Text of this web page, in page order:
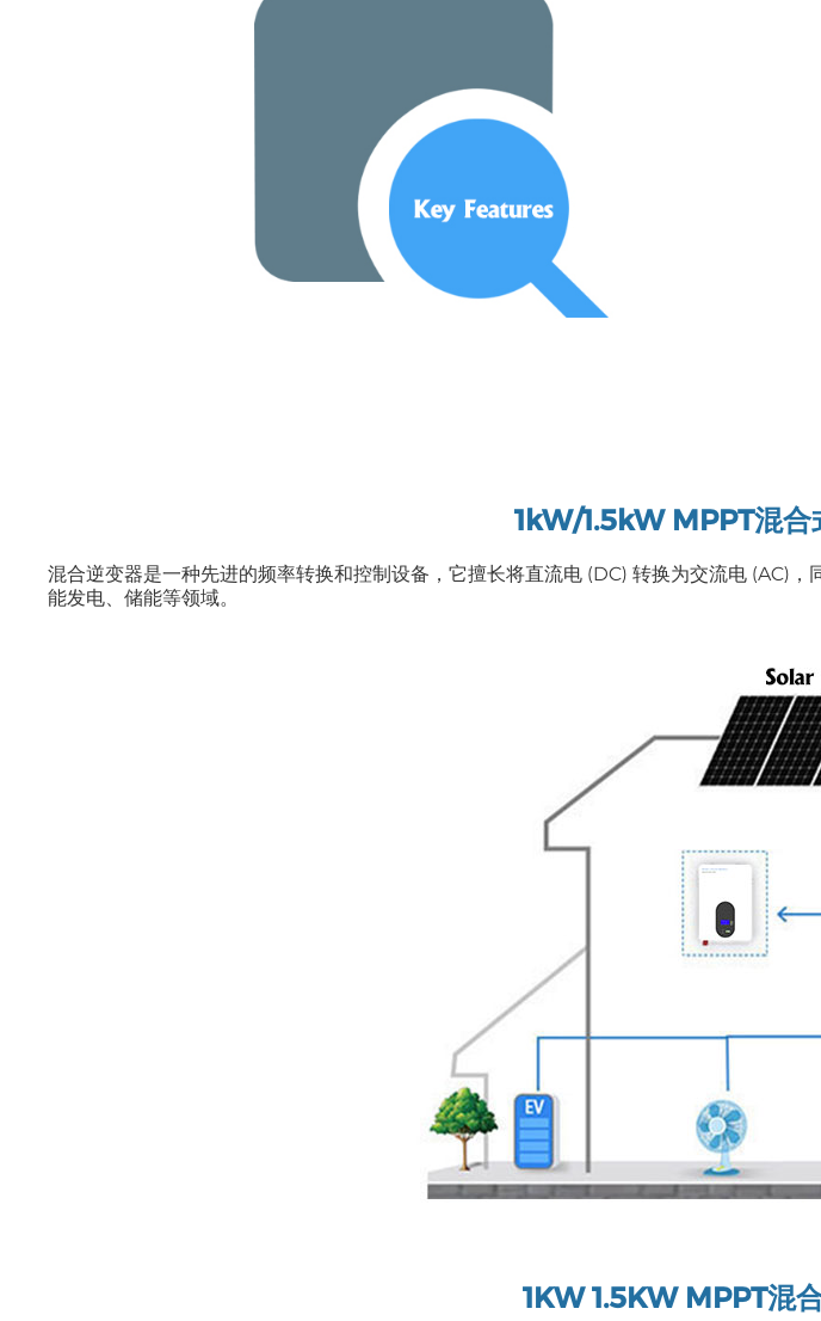
1kW/1.5kW MPPT混
混合逆变器是一种先进的频率转换和控制设备，它擅长将直流电 (DC) 转换为交流电 (AC)
能发电、储能等领域。
1KW 1.5KW MPPT混